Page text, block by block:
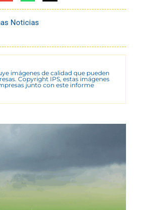
Noticias
imágenes de calidad que pueden
Copyright IPS, estas imágenes
junto con este informe